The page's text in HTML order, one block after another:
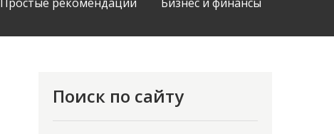
Поиск по сайту